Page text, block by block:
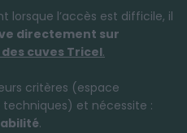
lorsque l’accès est difficile, il
directement sur
cuves Tricel.
critères (espace
et nécessite :
.